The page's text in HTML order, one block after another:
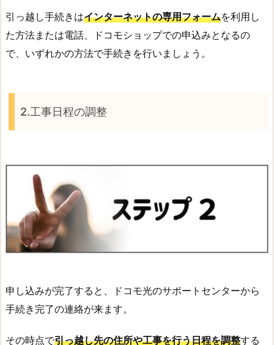
引っ越し手続きはインターネットの専用フォームを利用し
た方法または電話、ドコモショップでの申込みとなるの
で、いずれかの方法で手続きを行いましょう。
2.工事日程の調整
申し込みが完了すると、ドコモ光のサポートセンターから
手続き完了の連絡が来ます。
その時点で引っ越し先の住所や工事を行う日程を調整する